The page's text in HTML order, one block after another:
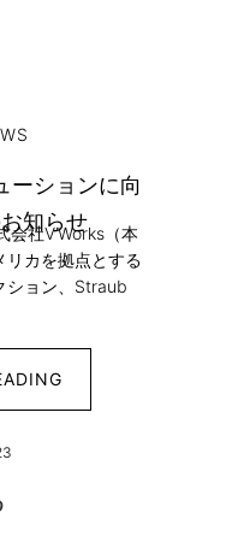
ーションに向
知らせ
社V’Works（本
リカを拠点とする
ション、Straub